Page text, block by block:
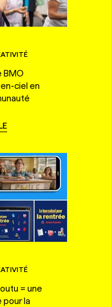
BMO
ciel en
= une
pour la